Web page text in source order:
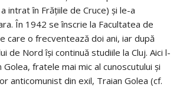
intrat în Frăţiile de Cruce) şi le-a
În 1942 se înscrie la Facultatea de
care o frecventează doi ani, iar după
de Nord îşi continuă studiile la Cluj. Aici l-
fratele mai mic al cunoscutului şi
anticomunist din exil, Traian Golea (cf.